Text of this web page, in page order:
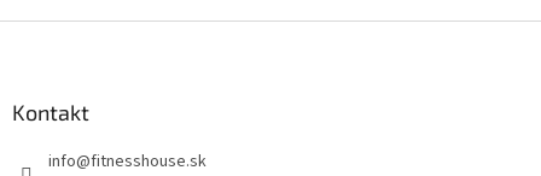
Kontakt
info@fitnesshouse.sk